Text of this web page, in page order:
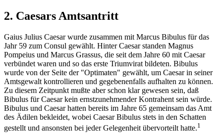
2. Caesars Amtsantritt
Gaius Julius Caesar wurde zusammen mit Marcus Bibulus für das
Jahr 59 zum Consul gewählt. Hinter Caesar standen Magnus
Pompeius und Marcus Grassus, die seit dem Jahre 60 mit Caesar
verbündet waren und so das erste Triumvirat bildeten. Bibulus
wurde von der Seite der "Optimaten" gewählt, um Caesar in seiner
Amtsgewalt kontrollieren und gegebenenfalls aufhalten zu können.
Zu diesem Zeitpunkt mußte aber schon klar gewesen sein, daß
Bibulus für Caesar kein ernstzunehmender Kontrahent sein würde.
Bibulus und Caesar hatten bereits im Jahre 65 gemeinsam das Amt
des Ädilen bekleidet, wobei Caesar Bibulus stets in den Schatten
gestellt und ansonsten bei jeder Gelegenheit übervorteilt hatte.1